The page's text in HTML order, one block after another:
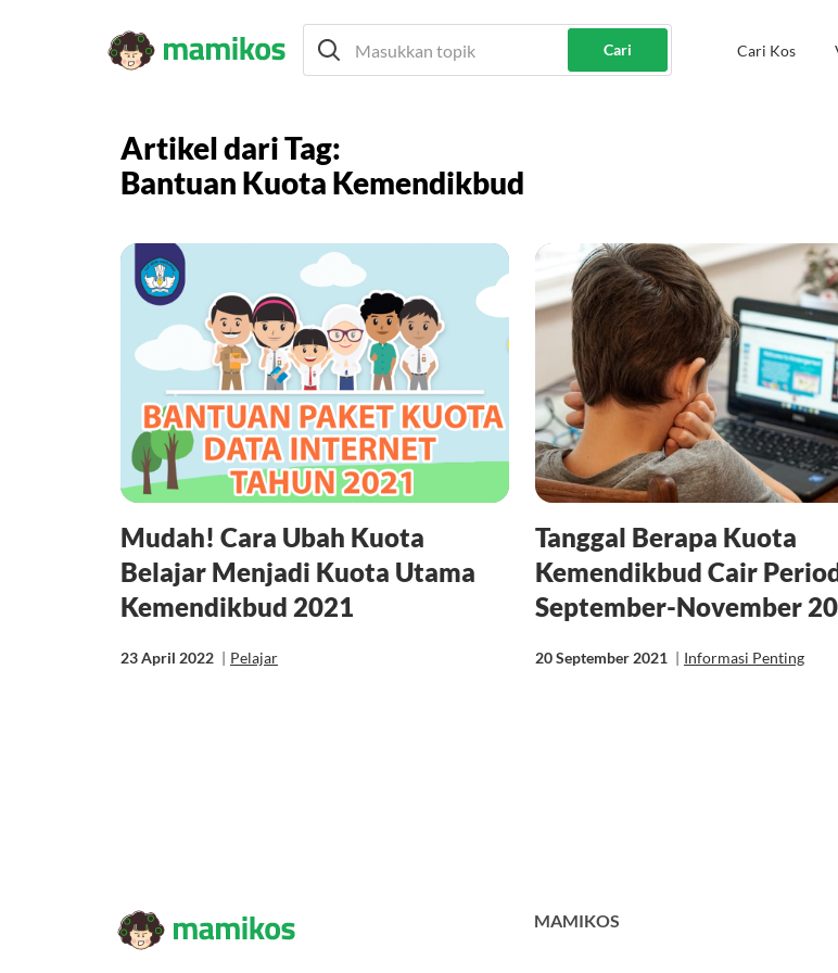
Cari Cari Kos
Artikel dari Tag:
Bantuan Kuota Kemendikbud
Mudah! Cara Ubah Kuota
Belajar Menjadi Kuota Utama
Kemendikbud 2021
23 April 2022 | Pelajar
Tanggal Berapa Kuota
Kemendikbud Cair
September-November
20 September 2021 | Informasi Penting
MAMIKOS